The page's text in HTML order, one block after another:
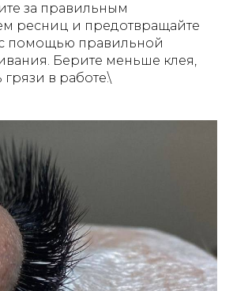
за правильным
ресниц и предотвращайте
помощью правильной
Берите меньше клея,
в работе.\